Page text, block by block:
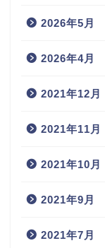
2026年5月
2026年4月
2021年12月
2021年11月
2021年10月
2021年9月
2021年7月